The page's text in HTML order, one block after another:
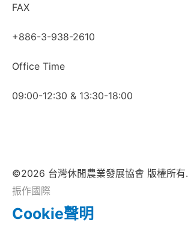
FAX
+886-3-938-2610
Office Time
09:00-12:30 & 13:30-18:00
©2026 台灣休閒農業發展協會 版權所有.
振作國際
Cookie聲明